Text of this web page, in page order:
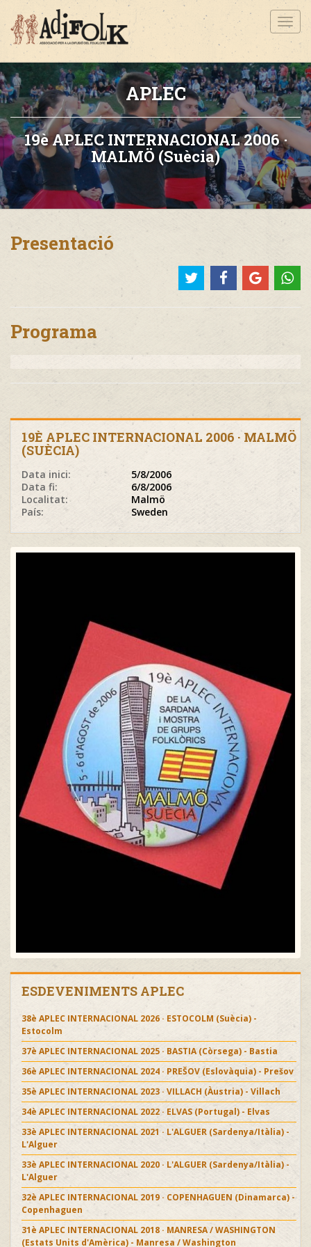
APLEC
19è APLEC INTERNACIONAL 2006 ·
MALMÖ (Suècia)
Presentació
Programa
19È APLEC INTERNACIONAL 2006 · MALMÖ
(SUÈCIA)
Data inici:
5/8/2006
Data fi:
6/8/2006
Localitat:
Malmö
País:
Sweden
ESDEVENIMENTS APLEC
38è APLEC INTERNACIONAL 2026 · ESTOCOLM (Suècia) -
Estocolm
37è APLEC INTERNACIONAL 2025 · BASTIA (Còrsega) - Bastia
36è APLEC INTERNACIONAL 2024 · PREŠOV (Eslovàquia) - Prešov
35è APLEC INTERNACIONAL 2023 · VILLACH (Àustria) - Villach
34è APLEC INTERNACIONAL 2022 · ELVAS (Portugal) - Elvas
33è APLEC INTERNACIONAL 2021 · L'ALGUER (Sardenya/Itàlia) -
L'Alguer
33è APLEC INTERNACIONAL 2020 · L'ALGUER (Sardenya/Itàlia) -
L'Alguer
32è APLEC INTERNACIONAL 2019 · COPENHAGUEN (Dinamarca) -
Copenhaguen
31è APLEC INTERNACIONAL 2018 · MANRESA / WASHINGTON
(Estats Units d'Amèrica) - Manresa / Washington